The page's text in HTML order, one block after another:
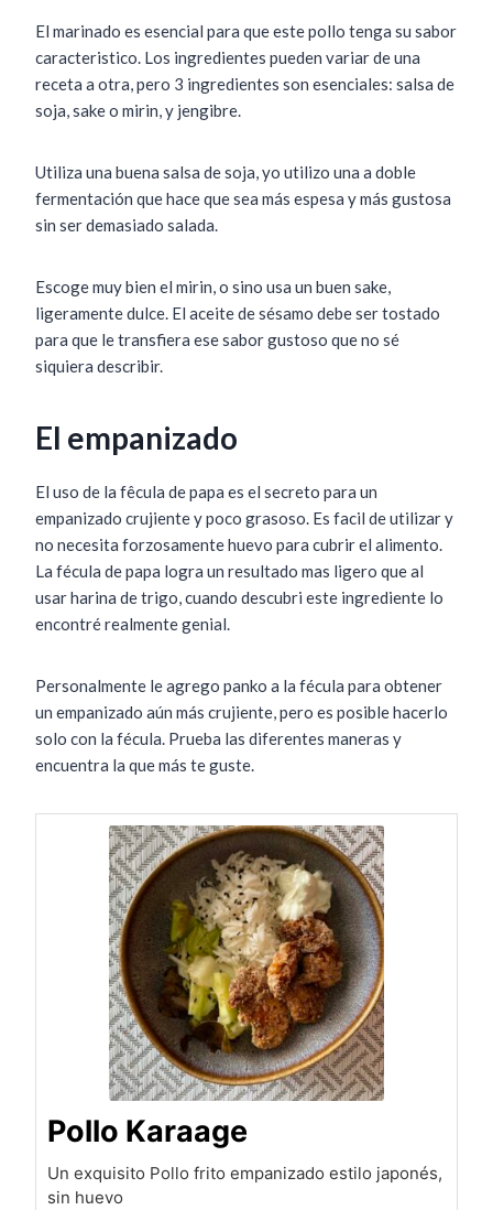
El marinado es esencial para que este pollo tenga su sabor
caracteristico. Los ingredientes pueden variar de una
receta a otra, pero 3 ingredientes son esenciales: salsa de
soja, sake o mirin, y jengibre.
Utiliza una buena salsa de soja, yo utilizo una a doble
fermentación que hace que sea más espesa y más gustosa
sin ser demasiado salada.
Escoge muy bien el mirin, o sino usa un buen sake,
ligeramente dulce. El aceite de sésamo debe ser tostado
para que le transfiera ese sabor gustoso que no sé
siquiera describir.
El empanizado
El uso de la fêcula de papa es el secreto para un
empanizado crujiente y poco grasoso. Es facil de utilizar y
no necesita forzosamente huevo para cubrir el alimento.
La fécula de papa logra un resultado mas ligero que al
usar harina de trigo, cuando descubri este ingrediente lo
encontré realmente genial.
Personalmente le agrego panko a la fécula para obtener
un empanizado aún más crujiente, pero es posible hacerlo
solo con la fécula. Prueba las diferentes maneras y
encuentra la que más te guste.
Pollo Karaage
Un exquisito Pollo frito empanizado estilo japonés,
sin huevo